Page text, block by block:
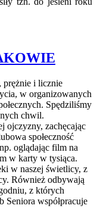
prężnie i licznie
w organizowanych
Spędziliśmy
chwil.
ojczyzny, zachęcając
społeczność
oglądając film na
w karty w tysiąca.
w naszej świetlicy, z
Również odbywają
z których
Seniora współpracuje